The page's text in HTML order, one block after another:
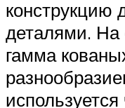
конструкцию
деталями. На
гамма